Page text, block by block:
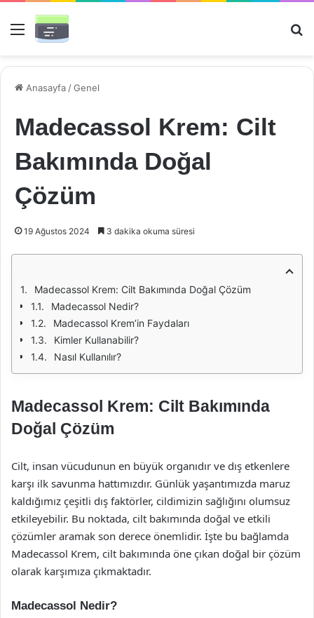
Menü
Anasayfa /Genel
Madecassol Krem: Cilt
Bakımında Doğal
Çözüm
19 Ağustos 2024 3 dakika okuma süresi
Madecassol Krem: Cilt Bakımında Doğal Çözüm
Madecassol Nedir?
Madecassol Krem’in Faydaları
Kimler Kullanabilir?
Nasıl Kullanılır?
Madecassol Krem: Cilt Bakımında
Doğal Çözüm
Cilt, insan vücudunun en büyük organıdır ve dış etkenlere
karşı ilk savunma hattımızdır. Günlük yaşantımızda maruz
kaldığımız çeşitli dış faktörler, cildimizin sağlığını olumsuz
etkileyebilir. Bu noktada, cilt bakımında doğal ve etkili
çözümler aramak son derece önemlidir. İşte bu bağlamda
Madecassol Krem, cilt bakımında öne çıkan doğal bir çözüm
olarak karşımıza çıkmaktadır.
Madecassol Nedir?